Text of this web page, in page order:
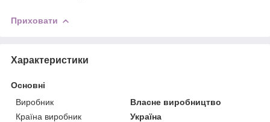
Приховати
Характеристики
Основні
Виробник
Власне виробництво
Країна виробник
Україна